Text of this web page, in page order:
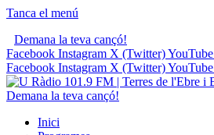
Tanca el menú
Demana la teva cançó!
Facebook Instagram X (Twitter)YouTube
Facebook Instagram X (Twitter)YouTube
Demana la teva cançó!
Inici